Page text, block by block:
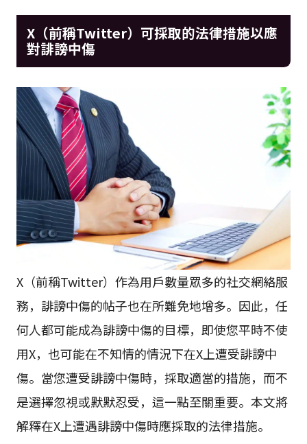
X（前稱Twitter）可採取的法律措施以應
對誹謗中傷
X（前稱Twitter）作為用戶數量眾多的社交網絡服
務，誹謗中傷的帖子也在所難免地增多。因此，任
何人都可能成為誹謗中傷的目標，即使您平時不使
用X，也可能在不知情的情況下在X上遭受誹謗中
傷。當您遭受誹謗中傷時，採取適當的措施，而不
是選擇忽視或默默忍受，這一點至關重要。本文將
解釋在X上遭遇誹謗中傷時應採取的法律措施。